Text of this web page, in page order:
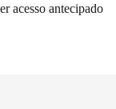
acesso antecipado